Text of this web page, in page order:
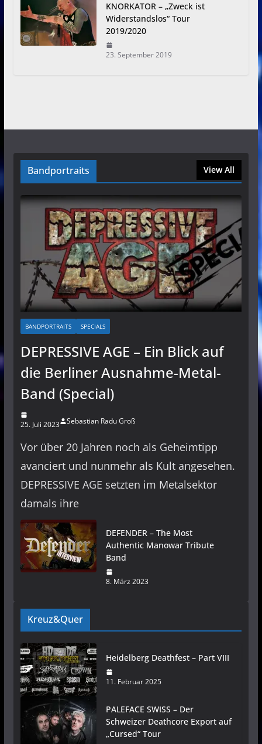
KNORKATOR – „Zweck ist
Widerstandslos“ Tour
2019/2020
23. September 2019
Bandportraits View All
BANDPORTRAITS SPECIALS
DEPRESSIVE AGE – Ein Blick auf
die Berliner Ausnahme-Metal-
Band (Special)
25. Juli 2023 Sebastian Radu Groß
Vor über 20 Jahren noch als Geheimtipp
avanciert und nunmehr als Kult angesehen.
DEPRESSIVE AGE setzten im Metalsektor
damals ihre
DEFENDER – The Most
Authentic Manowar Tribute
Band
8. März 2023
Kreuz&Quer
Heidelberg Deathfest – Part VIII
11. Februar 2025
PALEFACE SWISS – Der
Schweizer Deathcore Export auf
„Cursed“ Tour